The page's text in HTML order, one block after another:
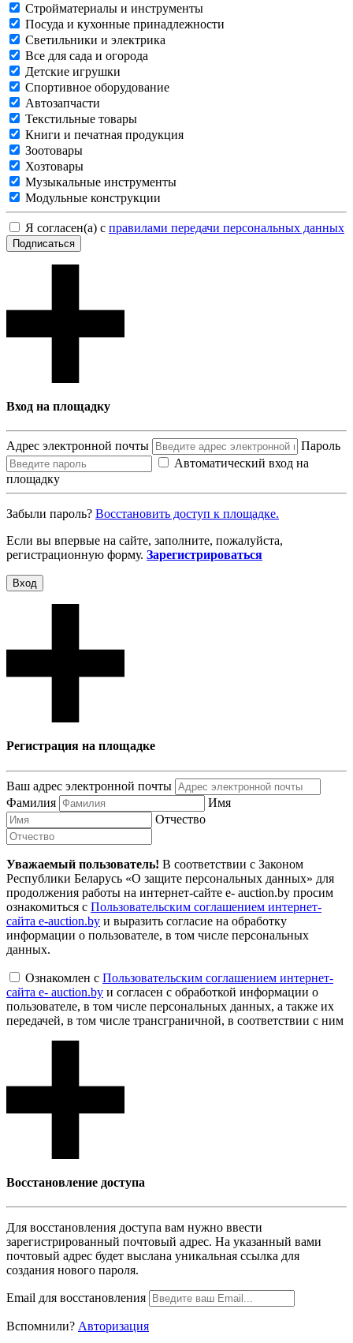
Стройматериалы и инструменты
Посуда и кухонные принадлежности
Светильники и электрика
Все для сада и огорода
Детские игрушки
Спортивное оборудование
Автозапчасти
Текстильные товары
Книги и печатная продукция
Зоотовары
Хозтовары
Музыкальные инструменты
Модульные конструкции
Я согласен(а) с правилами передачи персональных данных
Подписаться
Вход на площадку
Адрес электронной почты
Пароль
Автоматический вход на
площадку
Забыли пароль? Восcтановить доступ к площадке.
Если вы впервые на сайте, заполните, пожалуйста,
регистрационную форму. Зарегистрироваться
Вход
Регистрация на площадке
Ваш адрес электронной почты
Фамилия
Имя
Отчество
Уважаемый пользователь! В соответствии с Законом
Республики Беларусь «О защите персональных данных» для
продолжения работы на интернет-сайте e- auction.by просим
ознакомиться с Пользовательским соглашением интернет-
сайта e-auction.by и выразить согласие на обработку
информации о пользователе, в том числе персональных
данных.
Ознакомлен с Пользовательским соглашением интернет-
сайта e- auction.by и согласен с обработкой информации о
пользователе, в том числе персональных данных, а также их
передачей, в том числе трансграничной, в соответствии с ним
Восcтановление доступа
Для восcтановления доступа вам нужно ввести
зарегистрированный почтовый адрес. На указанный вами
почтовый адрес будет выслана уникальная ссылка для
создания нового пароля.
Email для восcтановления
Вспомнили? Авторизация